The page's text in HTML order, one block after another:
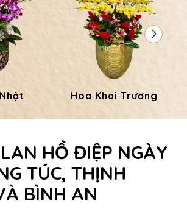
Hoa Khai Trương
HỒ ĐIỆP NGÀY
TÚC, THỊNH
BÌNH AN